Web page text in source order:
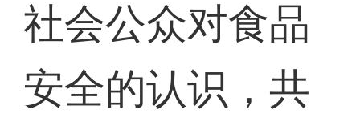
社会公众对食品
安全的认识，共